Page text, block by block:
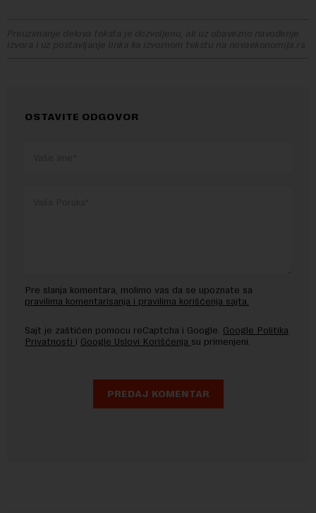
Preuzimanje delova teksta je dozvoljeno, ali uz obavezno navođenje
izvora i uz postavljanje linka ka izvornom tekstu na novaekonomija.rs
OSTAVITE ODGOVOR
Pre slanja komentara, molimo vas da se upoznate sa
pravilima komentarisanja i pravilima korišćenja sajta.
Sajt je zaštićen pomocu reCaptcha i Google. Google Politika
Privatnosti i Google Uslovi Korišćenja su primenjeni.